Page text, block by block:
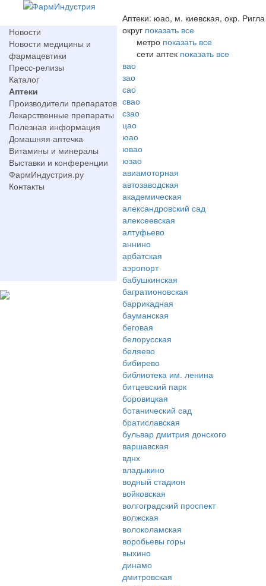
Новости
Новости медицины и
фармацевтики
Пресс-релизы
Каталог
Аптеки
Производители препаратов
Лекарственные препараты
Полезная информация
Домашняя аптечка
Витамины и минералы
Выставки и конференции
ФармИндустрия.ру
Контакты
Аптеки: юао, м. киевская, окр. Ригла
округ показать все
метро показать все
сети аптек показать все
вао
зао
сао
свао
сзао
цао
юао
ювао
юзао
авиамоторная
автозаводская
академическая
александровский сад
алексеевская
алтуфьево
аннино
арбатская
аэропорт
бабушкинская
багратионовская
баррикадная
бауманская
беговая
белорусская
беляево
бибирево
библиотека им. ленина
битцевский парк
боровицкая
ботанический сад
братиславская
бульвар дмитрия донского
варшавская
вднх
владыкино
водный стадион
войковская
волгоградский проспект
волжская
волоколамская
воробьевы горы
выхино
динамо
дмитровская